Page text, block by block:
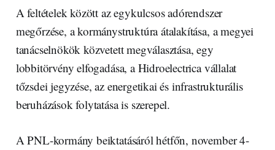
A feltételek között az egykulcsos adórendszer
megőrzése, a kormánystruktúra átalakítása, a megyei
tanácselnökök közvetett megválasztása, egy
lobbitörvény elfogadása, a Hidroelectrica vállalat
tőzsdei jegyzése, az energetikai és infrastrukturális
beruházások folytatása is szerepel.
A PNL-kormány beiktatásáról hétfőn, november 4-